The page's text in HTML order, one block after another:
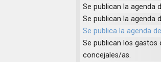
Se publican la agenda
Se publican la agenda
Se publica la agenda
Se publican los gastos
concejales/as.